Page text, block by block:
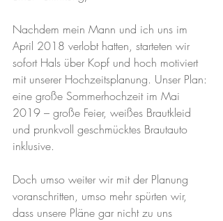
Nachdem mein Mann und ich uns im
April 2018 verlobt hatten, starteten wir
sofort Hals über Kopf und hoch motiviert
mit unserer Hochzeitsplanung. Unser Plan:
eine große Sommerhochzeit im Mai
2019 – große Feier, weißes Brautkleid
und prunkvoll geschmücktes Brautauto
inklusive.
Doch umso weiter wir mit der Planung
voranschritten, umso mehr spürten wir,
dass unsere Pläne gar nicht zu uns